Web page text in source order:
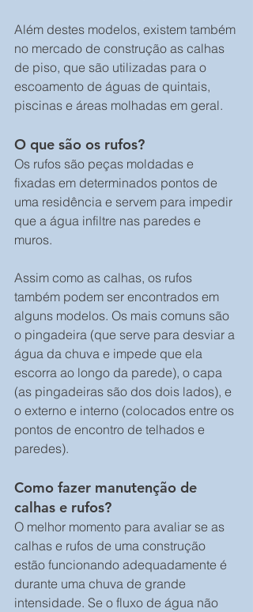
Além destes modelos, existem também
no mercado de construção as calhas
de piso, que são utilizadas para o
escoamento de águas de quintais,
piscinas e áreas molhadas em geral.
O que são os rufos?
Os rufos são peças moldadas e
fixadas em determinados pontos de
uma residência e servem para impedir
que a água infiltre nas paredes e
muros.
Assim como as calhas, os rufos
também podem ser encontrados em
alguns modelos. Os mais comuns são
o pingadeira (que serve para desviar a
água da chuva e impede que ela
escorra ao longo da parede), o capa
(as pingadeiras são dos dois lados), e
o externo e interno (colocados entre os
pontos de encontro de telhados e
paredes).
Como fazer manutenção de
calhas e rufos?
O melhor momento para avaliar se as
calhas e rufos de uma construção
estão funcionando adequadamente é
durante uma chuva de grande
intensidade. Se o fluxo de água não